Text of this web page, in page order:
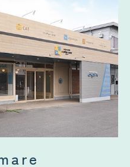
児市のクリニック様へ水槽メン
ンス｜美しい水景を支える定
ンテナンスの大切さ